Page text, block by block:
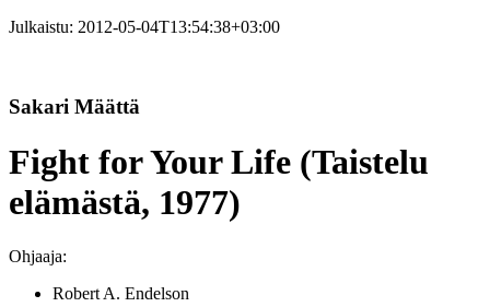
Julkaistu: 2012-05-04T13:54:38+03:00
Sakari Määttä
Fight for Your Life (Taistelu
elämästä, 1977)
Ohjaaja:
Robert A. Endelson